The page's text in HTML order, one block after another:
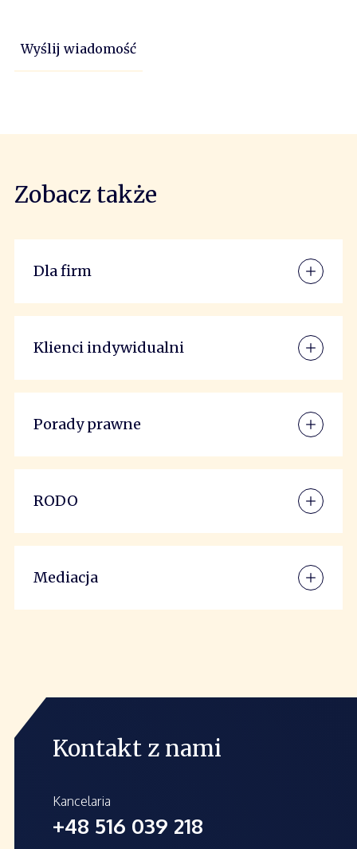
Wyślij wiadomość
Zobacz także
Dla firm
Klienci indywidualni
Porady prawne
RODO
Mediacja
Kontakt z nami
Kancelaria
+48 516 039 218